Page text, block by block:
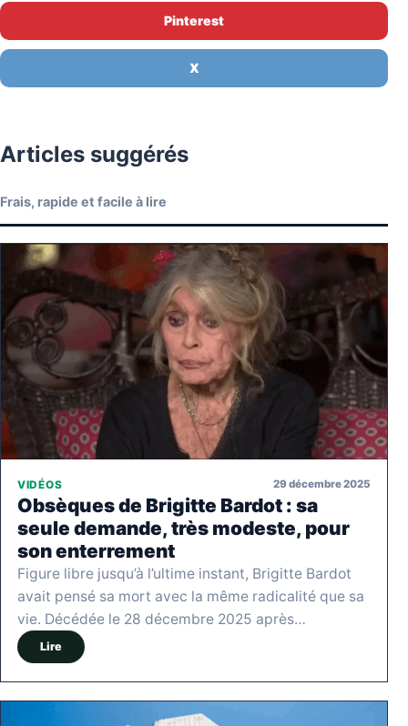
Pinterest
X
Articles suggérés
Frais, rapide et facile à lire
VIDÉOS 29 décembre 2025
Obsèques de Brigitte Bardot : sa
seule demande, très modeste, pour
son enterrement
Figure libre jusqu’à l’ultime instant, Brigitte Bardot
avait pensé sa mort avec la même radicalité que sa
vie. Décédée le 28 décembre 2025 après…
Lire